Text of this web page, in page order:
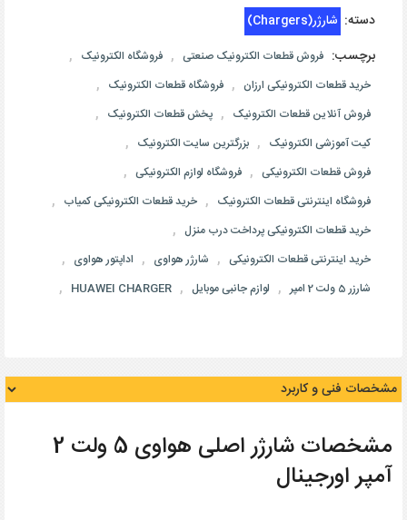
دسته: شارژر(Chargers)
برچسب: فروش قطعات الکترونیک صنعتی , فروشگاه الکترونیک ,
خرید قطعات الکترونیکی ارزان , فروشگاه قطعات الکترونیک ,
فروش آنلاین قطعات الکترونیک , پخش قطعات الکترونیک ,
کیت آموزشی الکترونیک , بزرگترین سایت الکترونیک ,
فروش قطعات الکترونیکی , فروشگاه لوازم الکترونیکی ,
فروشگاه اینترنتی قطعات الکترونیک , خرید قطعات الکترونیکی کمیاب ,
خرید قطعات الکترونیکی پرداخت درب منزل ,
خرید اینترنتی قطعات الکترونیکی , شارژر هواوی , اداپتور هواوی ,
شارزر 5 ولت 2 امپر , لوازم جانبی موبایل ,
HUAWEI CHARGER
,
مشخصات شارژر اصلی هواوی 5 ولت 2
آمپر اورجینال